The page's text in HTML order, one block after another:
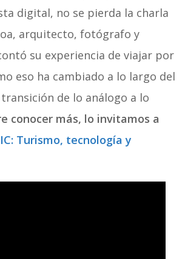
digital, no se pierda la charla
arquitecto, fotógrafo y
su experiencia de viajar por
eso ha cambiado a lo largo del
de lo análogo a lo
conocer más, lo invitamos a
Turismo, tecnología y